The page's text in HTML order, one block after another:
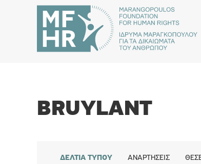
BRUYLANT
ΔΕΛΤΊΑ ΤΎΠΟΥ ΑΝΑΡΤΉΣΕΙΣ